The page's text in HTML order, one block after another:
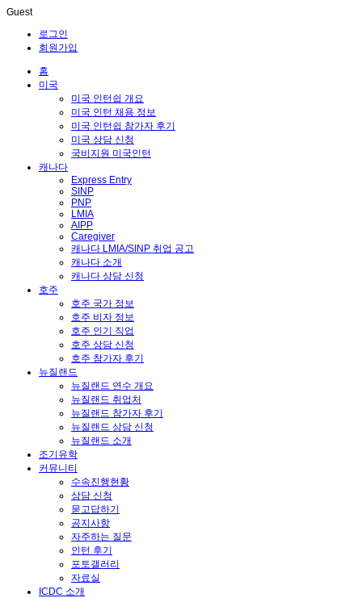
Guest
로그인
회원가입
홈
미국
미국 인턴쉽 개요
미국 인턴 채용 정보
미국 인턴쉽 참가자 후기
미국 상담 신청
국비지원 미국인턴
캐나다
Express Entry
SINP
PNP
LMIA
AIPP
Caregiver
캐나다 LMIA/SINP 취업 공고
캐나다 소개
캐나다 상담 신청
호주
호주 국가 정보
호주 비자 정보
호주 인기 직업
호주 상담 신청
호주 참가자 후기
뉴질랜드
뉴질랜드 연수 개요
뉴질랜드 취업처
뉴질랜드 참가자 후기
뉴질랜드 상담 신청
뉴질랜드 소개
조기유학
커뮤니티
수속진행현황
상담 신청
묻고답하기
공지사항
자주하는 질문
인턴 후기
포토갤러리
자료실
ICDC 소개